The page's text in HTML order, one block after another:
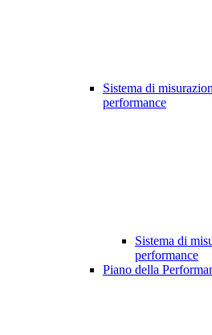
Sistema di
performance
Sistema di
performance
Piano della